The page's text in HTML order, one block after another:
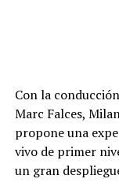
Con la
Marc Falces,
propone una
vivo de primer
un gran